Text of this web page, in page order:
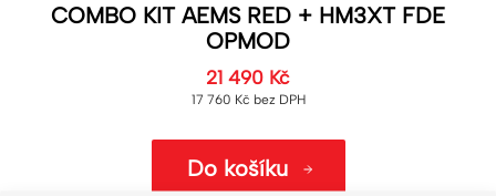
COMBO KIT AEMS RED + HM3XT FDE
OPMOD
21 490 Kč
17 760 Kč bez DPH
Do košíku